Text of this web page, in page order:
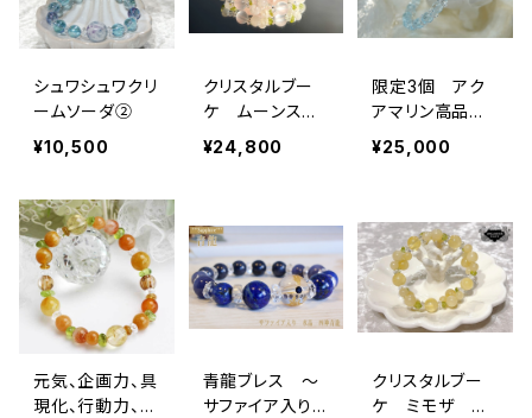
シュワシュワクリ
ームソーダ②
¥10,500
クリスタルブー
ケ ムーンスト
ーン （ムーンス
トーン ペリドッ
婚 月 ブレス
レット
¥24,800
限定3個 アク
アマリン高品質
Heart ＆ 高
品質ブルートパ
¥25,000
元気、企画力、具
現化、行動力、再
青龍ブレス ～
サファイア入り
クリスタルブー
ケ ミモザ ２